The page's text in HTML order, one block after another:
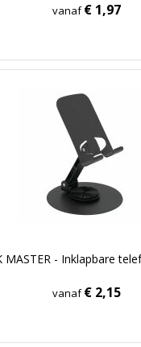
vanaf€ 1,97
MASTER - Inklapbare
vanaf€ 2,15